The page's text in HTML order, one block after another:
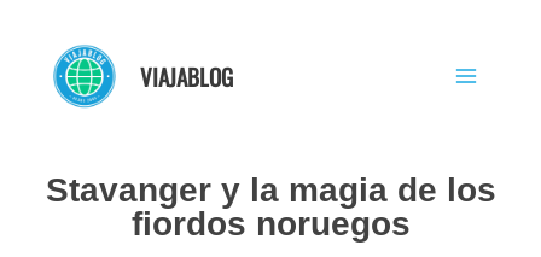
contenido
VIAJABLOG
Stavanger y la magia de los
fiordos noruegos